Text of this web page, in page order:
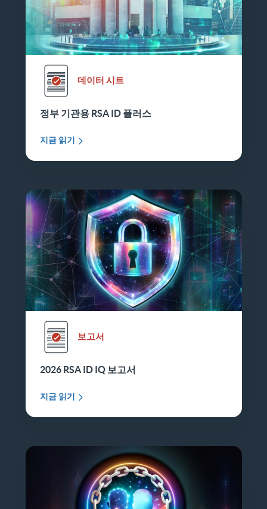
데이터 시트
정부 기관용 RSA ID 플러스
지금 읽기
보고서
2026 RSA ID IQ 보고서
지금 읽기